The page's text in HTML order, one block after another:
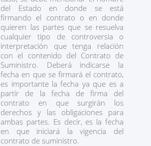
del Estado en donde se está
firmando el contrato o en donde
quieren las partes que se resuelva
cualquier tipo de controversia o
interpretación que tenga relación
con el contenido del Contrato de
Suministro. Deberá indicarse la
fecha en que se firmará el contrato,
es importante la fecha ya que es a
partir de la fecha de firma del
contrato en que surgirán los
derechos y las obligaciones para
ambas partes. Es decir, es la fecha
en que iniciará la vigencia del
contrato de suministro.